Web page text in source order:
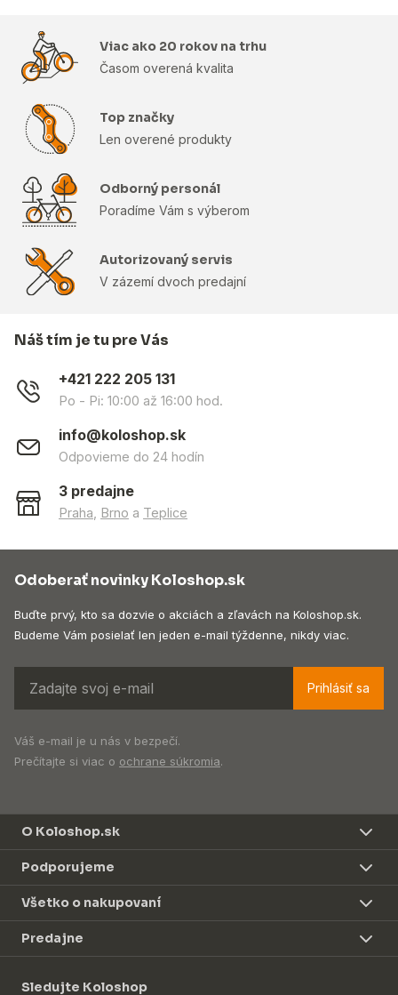
Viac ako 20 rokov na trhu
Časom overená kvalita
Top značky
Len overené produkty
Odborný personál
Poradíme Vám s výberom
Autorizovaný servis
V zázemí dvoch predajní
Náš tím je tu pre Vás
+421 222 205 131
Po - Pi: 10:00 až 16:00 hod.
info@koloshop.sk
Odpovieme do 24 hodín
3 predajne
Praha Brno a Teplice
Odoberať novinky Koloshop.sk
Buďte prvý, kto sa dozvie o akciách a zľavách na Koloshop.sk.
Budeme Vám posielať len jeden e-mail týždenne, nikdy viac.
Prihlásiť sa
Váš e-mail je u nás v bezpečí.
Prečítajte si viac o ochrane súkromia.
O Koloshop.sk
Podporujeme
Všetko o nakupovaní
Predajne
Sledujte Koloshop